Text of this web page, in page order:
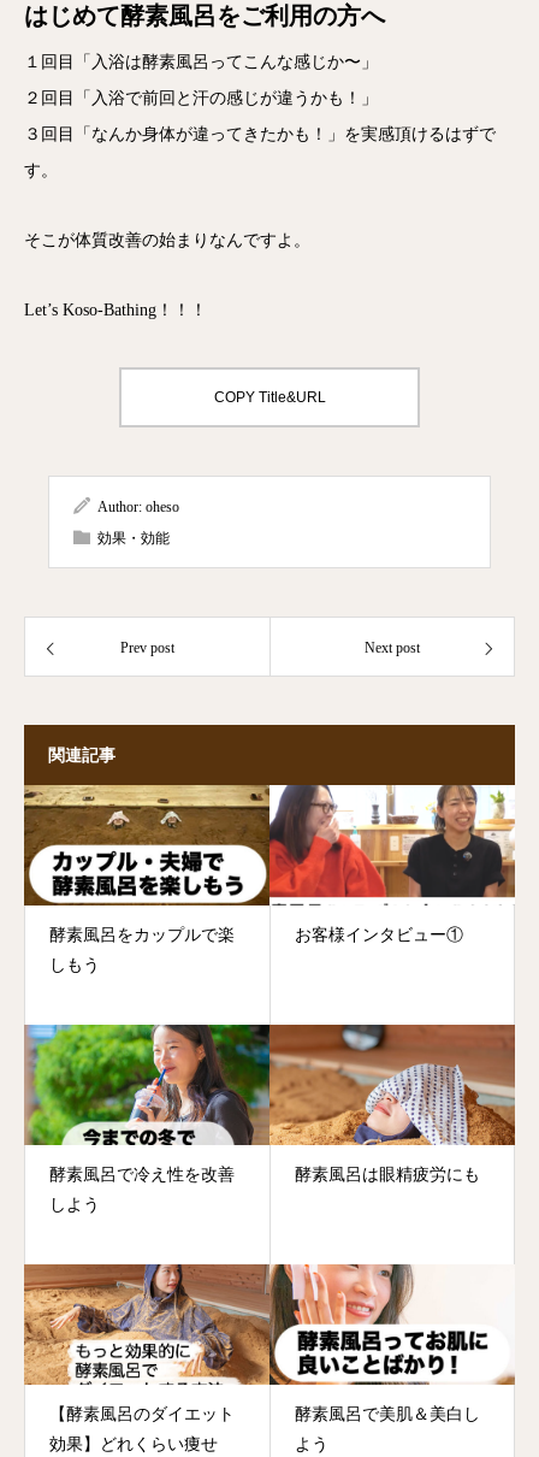
はじめて酵素風呂をご利用の方へ
１回目「入浴は酵素風呂ってこんな感じか〜」
２回目「入浴で前回と汗の感じが違うかも！」
３回目「なんか身体が違ってきたかも！」を実感頂けるはずで
す。
そこが体質改善の始まりなんですよ。
Let’s Koso-Bathing！！！
COPY Title&URL
Author: oheso
効果・効能
Prev post Next post
関連記事
酵素風呂をカップルで楽
しもう
お客様インタビュー①
酵素風呂で冷え性を改善
しよう
酵素風呂は眼精疲労にも
【酵素風呂のダイエット
効果】どれくらい痩せ
酵素風呂で美肌＆美白し
よう